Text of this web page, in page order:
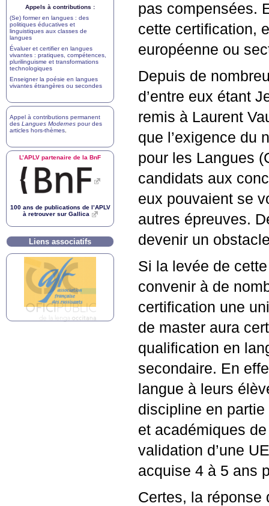
pas compensées.
cette certification,
européenne ou
Depuis de
d’entre eux étant
remis à Laurent
que l’exigence du
pour les Langues (
candidats aux
eux pouvaient se
autres épreuves.
devenir un
Si la levée de
convenir à de
certification une
de master aura
qualification en
secondaire. En
langue à leurs
discipline en
et académiques
validation d’une UE
acquise 4 à 5 ans
Certes, la réponse
Appels à contributions :
(Se) former en langues : des
politiques éducatives et
linguistiques aux classes de
langues
Évaluer et certifier en langues
vivantes : pratiques, compétences,
plurilinguisme et transformations
technologiques
Enseigner la poésie en langues
vivantes étrangères ou secondes
Appel à contributions permanent
des Langues Modernes pour des
articles hors-thèmes
L’APLV partenaire de la BnF
100 ans de publications de l’APLV
à retrouver sur Gallica
Liens associatifs